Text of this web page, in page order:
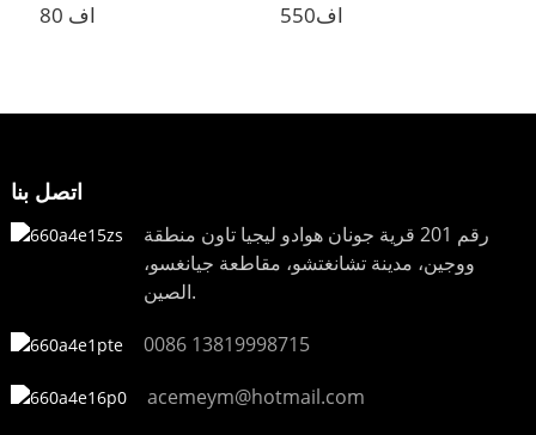
اف 80 اف550
اتصل بنا
رقم 201 قرية جونان هوادو ليجيا تاون منطقة
ووجين، مدينة تشانغتشو، مقاطعة جيانغسو،
الصين.
0086 13819998715
acemeym@hotmail.com